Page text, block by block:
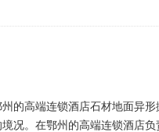
的高端连锁酒店石材地面异
况。在鄂州的高端连锁酒店